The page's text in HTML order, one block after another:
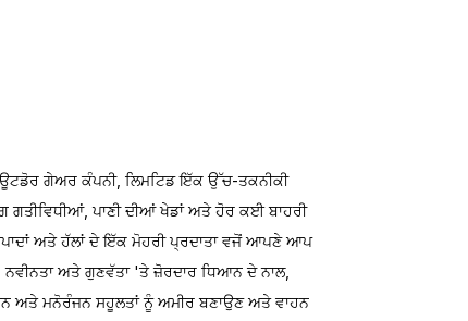
ਚਾਰ ਸੁਰੰਗ ਪਰਿਵਾਰਕ ਤੰਬੂ
ਬਾਹਰੀ ਉਪਯੋਗਤਾ ਵੈਗਨ
ਗੇਅਰ ਕੰਪਨੀ, ਲਿਮਟਿਡ ਇੱਕ ਉੱਚ-ਤਕਨੀਕੀ
ਗਤੀਵਿਧੀਆਂ, ਪਾਣੀ ਦੀਆਂ ਖੇਡਾਂ ਅਤੇ ਹੋਰ ਕਈ ਬਾਹਰੀ
ਅਤੇ ਹੱਲਾਂ ਦੇ ਇੱਕ ਮੋਹਰੀ ਪ੍ਰਦਾਤਾ ਵਜੋਂ ਆਪਣੇ ਆਪ
ਨਵੀਨਤਾ ਅਤੇ ਗੁਣਵੱਤਾ 'ਤੇ ਜ਼ੋਰਦਾਰ ਧਿਆਨ ਦੇ ਨਾਲ,
ਅਤੇ ਮਨੋਰੰਜਨ ਸਹੂਲਤਾਂ ਨੂੰ ਅਮੀਰ ਬਣਾਉਣ ਅਤੇ ਵਾਹਨ